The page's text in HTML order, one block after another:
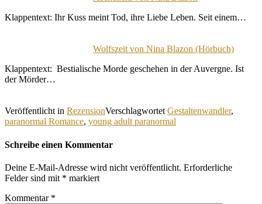
Klappentext: Ihr Kuss meint Tod, ihre Liebe Leben. Seit einem…
Wolfszeit von Nina Blazon (Hörbuch)
Klappentext: Bestialische Morde geschehen in der Auvergne. Ist
der Mörder…
Veröffentlicht in RezensionVerschlagwortet Gestaltenwandler,
paranormal Romance, young adult paranormal
Schreibe einen Kommentar
Deine E-Mail-Adresse wird nicht veröffentlicht. Erforderliche
Felder sind mit * markiert
Kommentar *